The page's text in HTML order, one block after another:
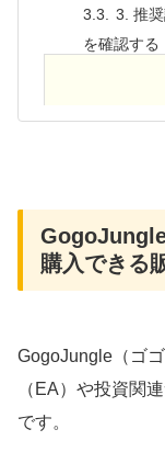
3. 推
を確認する
4. レ
EA診
1. 会
購入できる
GogoJungle（ゴ
（EA）や投資関
です。